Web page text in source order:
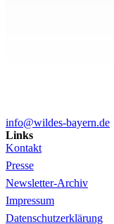
info@wildes-bayern.de
Links
Kontakt
Presse
Newsletter-Archiv
Impressum
Datenschutzerklärung